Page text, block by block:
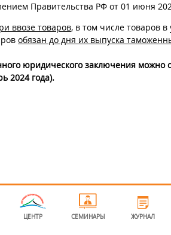
Правительства РФ от 01 июня
ввозе товаров, в том числе товаров в
обязан до дня их выпуска
юридического заключения
2024 года).
ЦЕНТР СЕМИНАРЫ ЖУРНАЛ